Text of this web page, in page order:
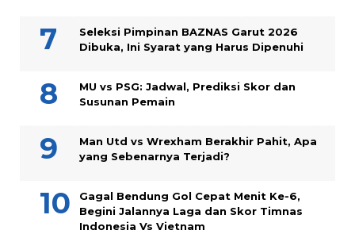
Seleksi Pimpinan BAZNAS Garut 2026
Dibuka, Ini Syarat yang Harus Dipenuhi
MU vs PSG: Jadwal, Prediksi Skor dan
Susunan Pemain
Man Utd vs Wrexham Berakhir Pahit, Apa
yang Sebenarnya Terjadi?
Gagal Bendung Gol Cepat Menit Ke-6,
Begini Jalannya Laga dan Skor Timnas
Indonesia Vs Vietnam